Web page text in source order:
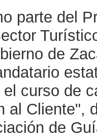
parte del
de
curso de
al Cliente",
de